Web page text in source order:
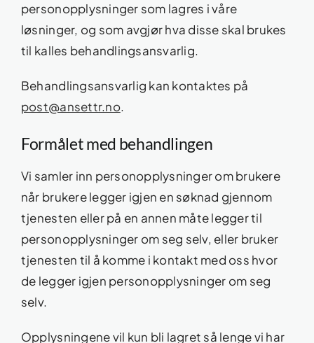
personopplysninger som lagres i våre
løsninger, og som avgjør hva disse skal brukes
til kalles behandlingsansvarlig.
Behandlingsansvarlig kan kontaktes på
post@ansettr.no.
Formålet med behandlingen
Vi samler inn personopplysninger om brukere
når brukere legger igjen en søknad gjennom
tjenesten eller på en annen måte legger til
personopplysninger om seg selv, eller bruker
tjenesten til å komme i kontakt med oss hvor
de legger igjen personopplysninger om seg
selv.
Opplysningene vil kun bli lagret så lenge vi har